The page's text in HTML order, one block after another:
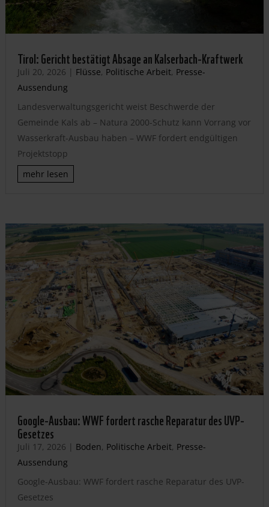
Tirol: Gericht bestätigt Absage an Kalserbach-Kraftwerk
Juli 20, 2026 | Flüsse, Politische Arbeit, Presse-
Aussendung
Landesverwaltungsgericht weist Beschwerde der
Gemeinde Kals ab – Natura 2000-Schutz kann Vorrang vor
Wasserkraft-Ausbau haben – WWF fordert endgültigen
Projektstopp
mehr lesen
Google-Ausbau: WWF fordert rasche Reparatur des UVP-
Gesetzes
Juli 17, 2026 | Boden, Politische Arbeit, Presse-
Aussendung
Google-Ausbau: WWF fordert rasche Reparatur des UVP-
Gesetzes